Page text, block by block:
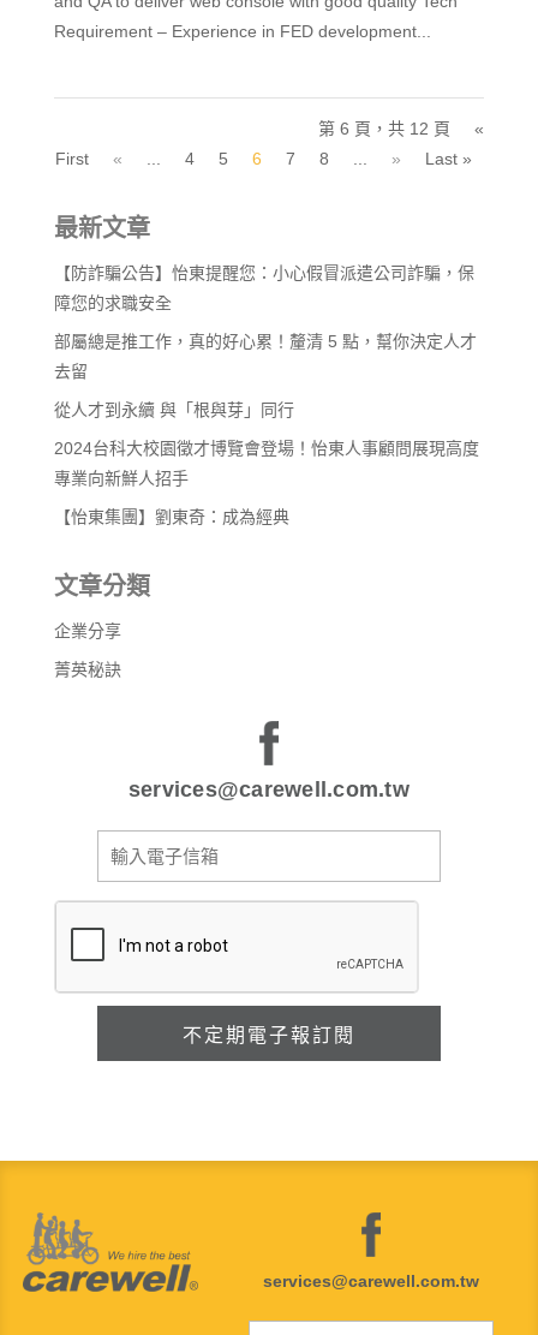
Requirement – Experience in FED development...
第 6 頁，共 12 頁
«
First
« 4 5 6 7 8 » Last »
最新文章
【防詐騙公告】怡東提醒您：小心假冒派遣公司詐騙，保
障您的求職安全
部屬總是推工作，真的好心累！釐清 5 點，幫你決定人才
去留
從人才到永續 與「根與芽」同行
2024台科大校園徵才博覽會登場！怡東人事顧問展現高度
專業向新鮮人招手
【怡東集團】劉東奇：成為經典
文章分類
企業分享
菁英秘訣
services@carewell.com.tw
services@carewell.com.tw